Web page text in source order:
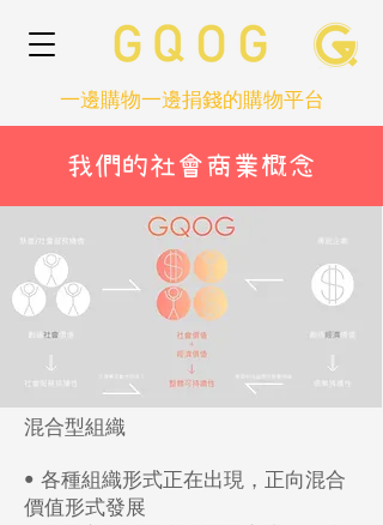
一邊購物一邊捐錢的購物平台
混合型組織
• 各種組織形式正在出現，正向混合
價值形式發展
我們的社會商業概念